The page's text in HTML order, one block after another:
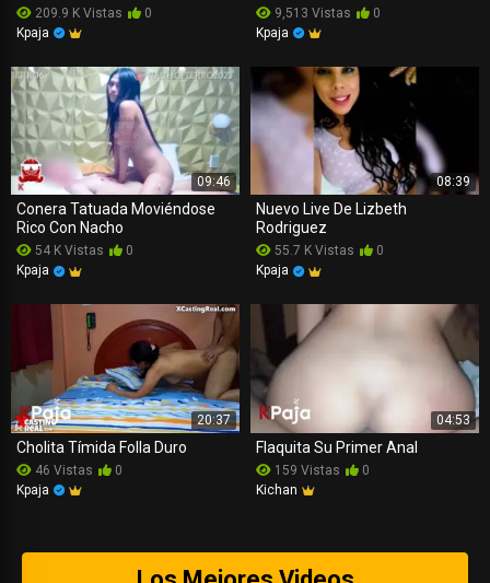
209.9 K Vistas
0
Kpaja
9,513 Vistas
0
Kpaja
09:46
Conera Tatuada Moviéndose
Rico Con Nacho
54 K Vistas
0
Kpaja
08:39
Nuevo Live De Lizbeth
Rodriguez
55.7 K Vistas
0
Kpaja
20:37
Cholita Tímida Folla Duro
46 Vistas
0
Kpaja
04:53
Flaquita Su Primer Anal
159 Vistas
0
Kichan